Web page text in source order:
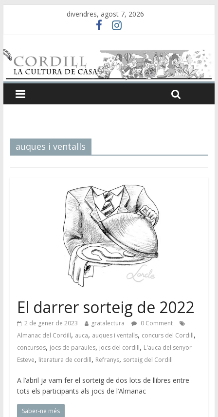
divendres, agost 7, 2026
auques i ventalls
El darrer sorteig de 2022
2 de gener de 2023 gratalectura
0 Comment
Almanac del Cordill, auca, auques i ventalls, concurs del Cordill,
concursos, jocs de paraules, jocs del cordill, L'auca del senyor
Esteve, literatura de cordill, Refranys, sorteig del Cordill
A l’abril ja vam fer el sorteig de dos lots de llibres entre
tots els participants als jocs de l’Almanac
Saber-ne més